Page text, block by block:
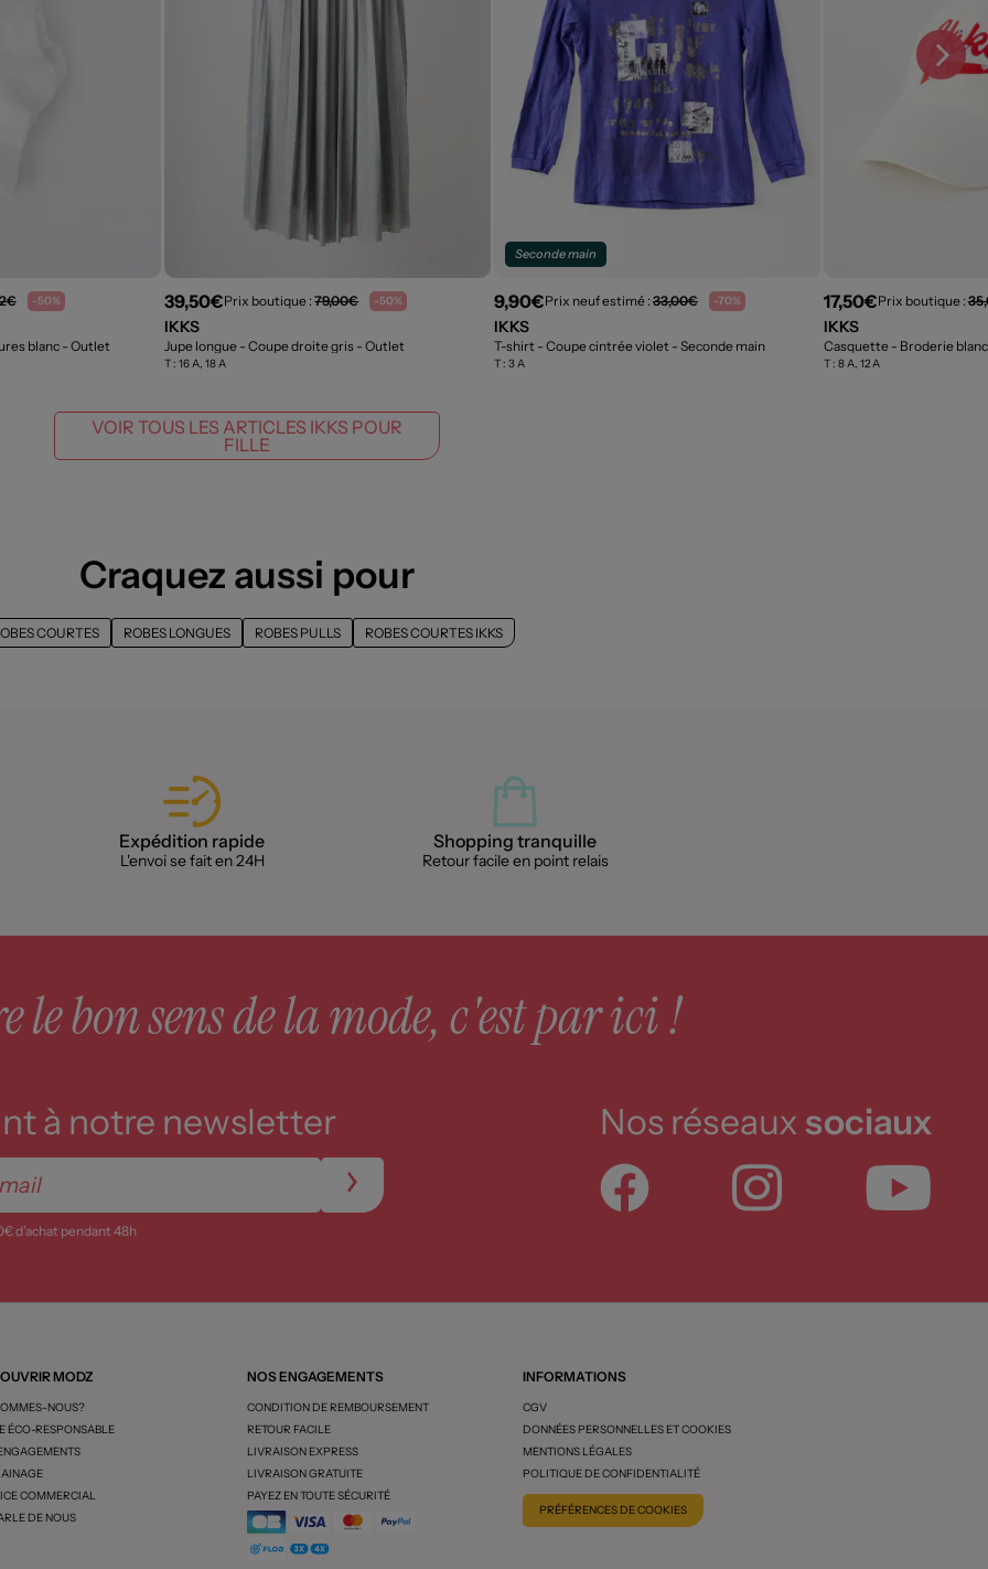
-50%
blanc - Outlet
39,50€Prix boutique :79,00€ -50%
IKKS
Jupe longue - Coupe droite gris - Outlet
T :16 A, 18 A
Seconde main
9,90€Prix neuf estimé :33,00€ -70%
IKKS
T-shirt - Coupe cintrée violet - Seconde main
T :3 A
17,50€Prix boutique :
IKKS
Casquette - Broderie
T : 8 A, 12 A
VOIR TOUS LES ARTICLES IKKS POUR
FILLE
Craquez aussi pour
COURTES ROBES LONGUES ROBES PULLS ROBES COURTES IKKS
Expédition rapide
L'envoi se fait en 24H
Shopping tranquille
Retour facile en point relais
le bon sens de la mode, c'est par ici !
à notre newsletter
d’achat pendant 48h
Nos réseaux sociaux
MODZ
NOUS?
ÉCO-RESPONSABLE
COMMERCIAL
DE NOUS
NOS ENGAGEMENTS
CONDITION DE REMBOURSEMENT
RETOUR FACILE
LIVRAISON EXPRESS
LIVRAISON GRATUITE
PAYEZ EN TOUTE SÉCURITÉ
INFORMATIONS
CGV
DONNÉES PERSONNELLES ET COOKIES
MENTIONS LÉGALES
POLITIQUE DE CONFIDENTIALITÉ
PRÉFÉRENCES DE COOKIES